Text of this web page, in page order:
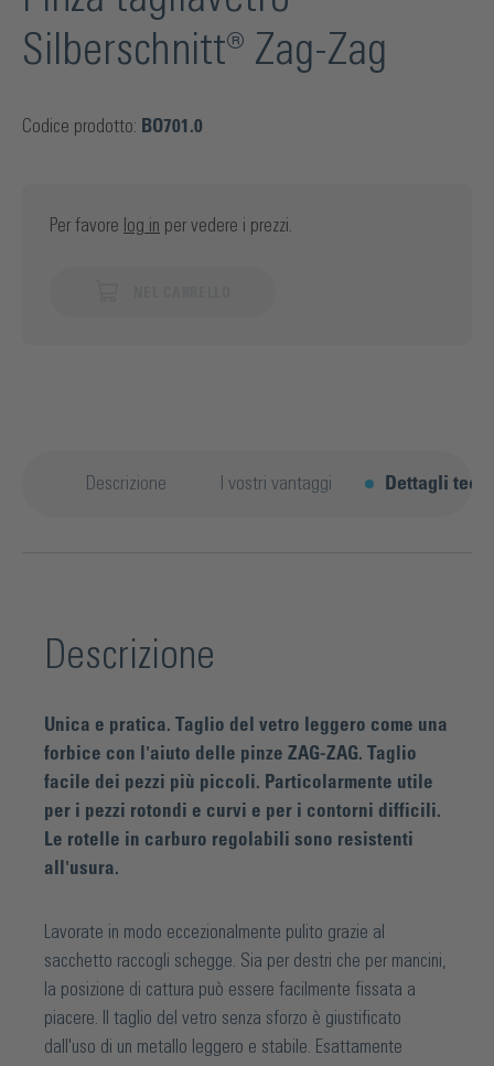
Silberschnitt® Zag-Zag
Codice prodotto: BO701.0
Per favore log in per vedere i prezzi.
Descrizione I vostri vantaggi Dettagli
Descrizione
Unica e pratica. Taglio del vetro leggero come una
forbice con l'aiuto delle pinze ZAG-ZAG. Taglio
facile dei pezzi più piccoli. Particolarmente utile
per i pezzi rotondi e curvi e per i contorni difficili.
Le rotelle in carburo regolabili sono resistenti
all'usura.
Lavorate in modo eccezionalmente pulito grazie al
sacchetto raccogli schegge. Sia per destri che per mancini,
la posizione di cattura può essere facilmente fissata a
piacere. Il taglio del vetro senza sforzo è giustificato
dall'uso di un metallo leggero e stabile. Esattamente